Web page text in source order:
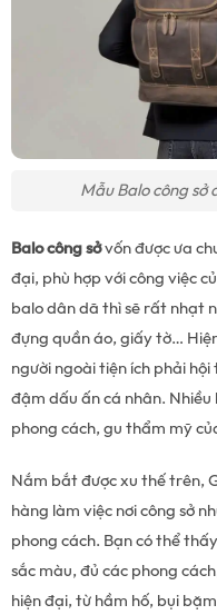
Mẫu Balo công
Balo công sởvốn được ưa
đại, phù hợp với công việc
balo dân dã thì sẽ rất nhạt
đựng quần áo, giấy tờ…
người ngoài tiện ích phải
đậm dấu ấn cá nhân. Nhiều
phong cách, gu thẩm mỹ
Nắm bắt được xu thế trên,
hàng làm việc nơi công sở
phong cách. Bạn có thể
sắc màu, đủ các phong
hiện đại, từ hầm hố, bụi